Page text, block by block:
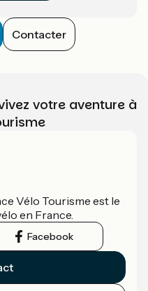
Contacter
votre aventure à
Vélo Tourisme est le
en France.
Facebook